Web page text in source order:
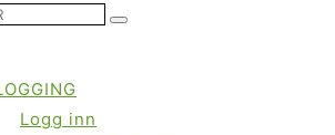
Logg inn